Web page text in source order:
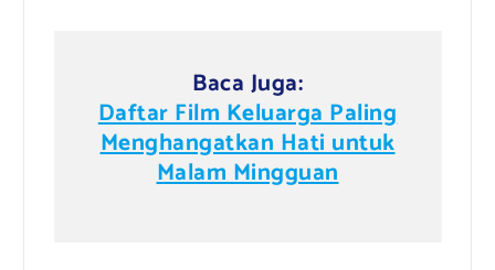
Baca Juga:
Daftar Film Keluarga Paling
Menghangatkan Hati untuk
Malam Mingguan